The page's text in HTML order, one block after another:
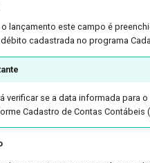
lançamento este campo é
cadastrada no programa
verificar se a data informada para
Cadastro de Contas Contábeis (